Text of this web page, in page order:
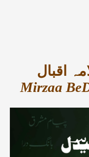
اقبال
Mirzaa